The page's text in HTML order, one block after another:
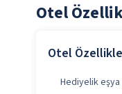
Otel
Otel
Hediyelik